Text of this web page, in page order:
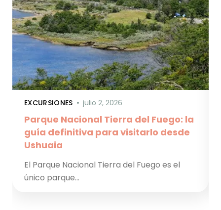
EXCURSIONES julio 2, 2026
Parque Nacional Tierra del Fuego: la
guía definitiva para visitarlo desde
Ushuaia
El Parque Nacional Tierra del Fuego es el
único parque…